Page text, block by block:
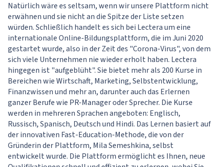
Natürlich wäre es seltsam, wenn wir unsere Plattform nicht
erwähnen und sie nicht an die Spitze der Liste setzen
würden. Schließlich handelt es sich bei Lectera um eine
internationale Online-Bildungsplattform, die im Juni 2020
gestartet wurde, also in der Zeit des "Corona-Virus", von dem
sich viele Unternehmen nie wieder erholt haben. Lectera
hingegen ist "aufgeblüht". Sie bietet mehr als 200 Kurse in
Bereichen wie Wirtschaft, Marketing, Selbstentwicklung,
Finanzwissen und mehr an, darunter auch das Erlernen
ganzer Berufe wie PR-Manager oder Sprecher. Die Kurse
werden in mehreren Sprachen angeboten: Englisch,
Russisch, Spanisch, Deutsch und Hindi. Das Lernen basiert auf
der innovativen Fast-Education-Methode, die von der
Gründerin der Plattform, Mila Semeshkina, selbst
entwickelt wurde. Die Plattform ermöglicht es Ihnen, neue